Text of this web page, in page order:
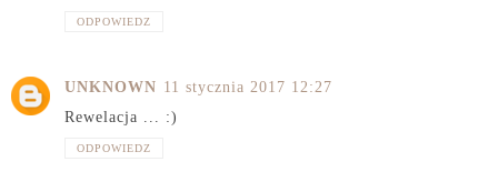
ODPOWIEDZ
UNKNOWN 11 stycznia 2017 12:27
Rewelacja ... :)
ODPOWIEDZ